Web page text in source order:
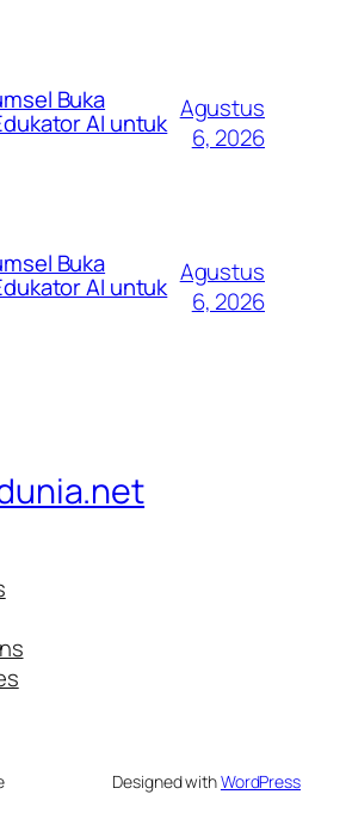
Buka
AI untuk Agustus
6, 2026
Buka
AI untuk Agustus
6, 2026
Designed withWordPress